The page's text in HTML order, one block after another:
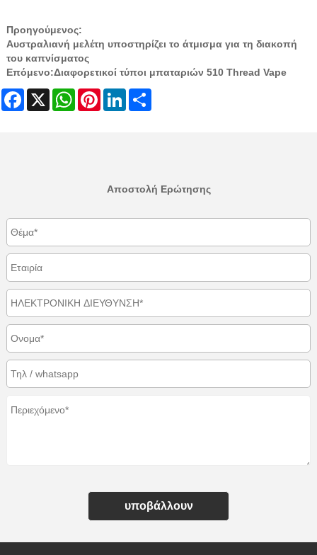
Προηγούμενος:
Αυστραλιανή μελέτη υποστηρίζει το άτμισμα για τη διακοπή
του καπνίσματος
Επόμενο:Διαφορετικοί τύποι μπαταριών 510 Thread Vape
Facebook WhatsAppPinterestLinkedIn
Αποστολή Ερώτησης
υποβάλλουν